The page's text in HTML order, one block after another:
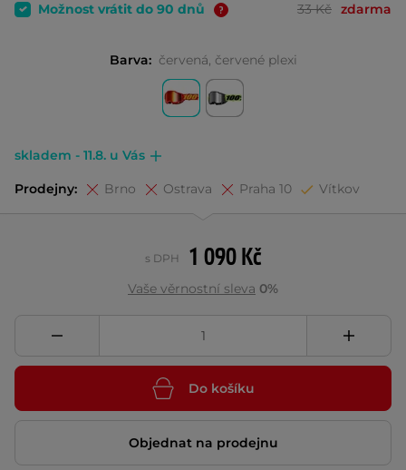
Možnost vrátit do 90 dnů 33 Kč zdarma
Barva: červená, červené plexi
skladem - 11.8. u Vás
Prodejny: Brno Ostrava Praha 10 Vítkov
1 090 Kč
s DPH
Vaše věrnostní sleva 0%
Do košíku
Objednat na prodejnu